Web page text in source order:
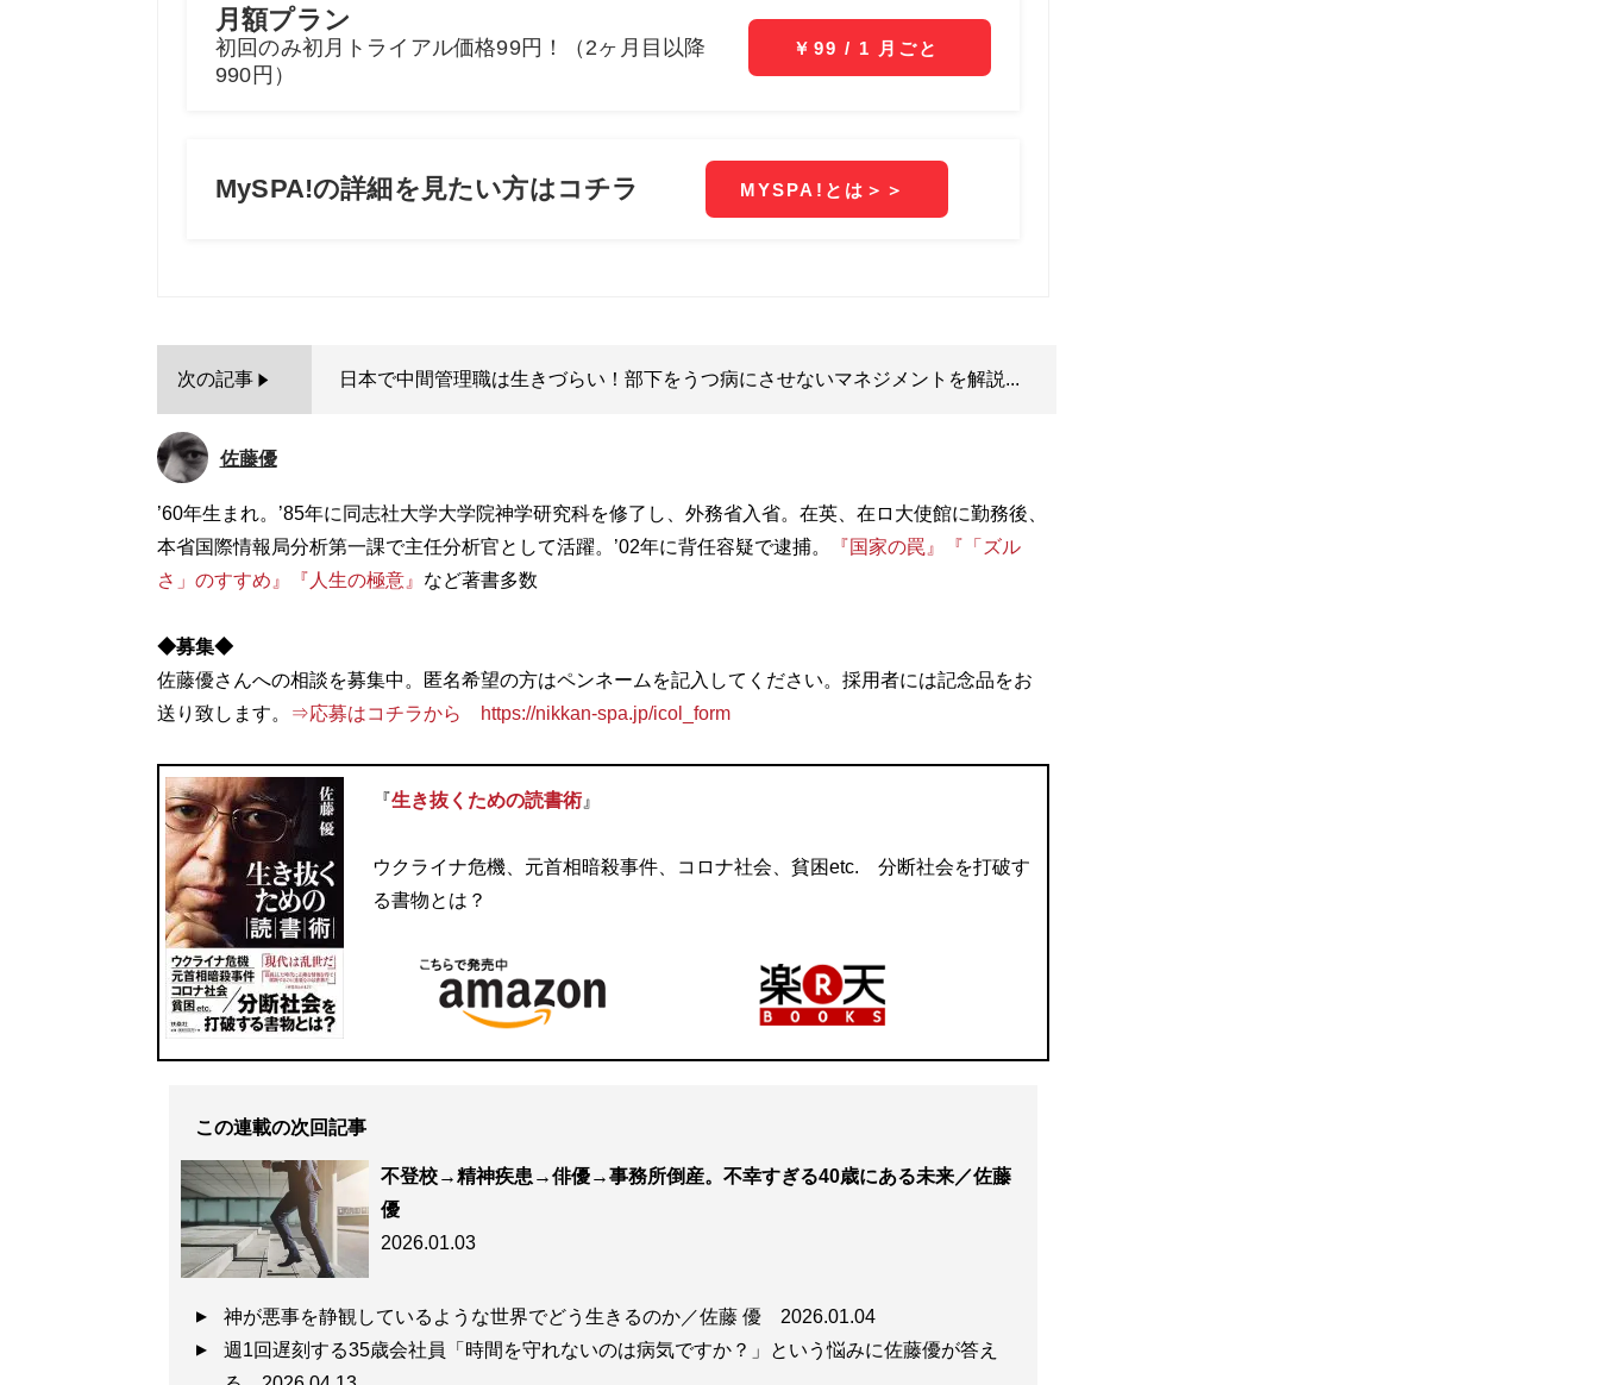
次の記事 日本で中間管理職は生きづらい！部下をうつ病にさせないマネジメントを解説...
佐藤優
’60年生まれ。’85年に同志社大学大学院神学研究科を修了し、外務省入省。在英、在ロ大使館に勤務後、
本省国際情報局分析第一課で主任分析官として活躍。’02年に背任容疑で逮捕。
『国家の罠』
『「ズル
さ」のすすめ』
『人生の極意』 など著書多数
◆募集◆
佐藤優さんへの相談を募集中。匿名希望の方はペンネームを記入してください。採用者には記念品をお
送り致します。
⇒応募はコチラから https://nikkan-spa.jp/icol_form
『生き抜くための読書術』
ウクライナ危機、元首相暗殺事件、コロナ社会、貧困etc. 分断社会を打破す
る書物とは？
この連載の次回記事
不登校→精神疾患→俳優→事務所倒産。不幸すぎる40歳にある未来／佐藤
優
2026.01.03
神が悪事を静観しているような世界でどう生きるのか／佐藤 優 2026.01.04
週1回遅刻する35歳会社員「時間を守れないのは病気ですか？」という悩みに佐藤優が答え